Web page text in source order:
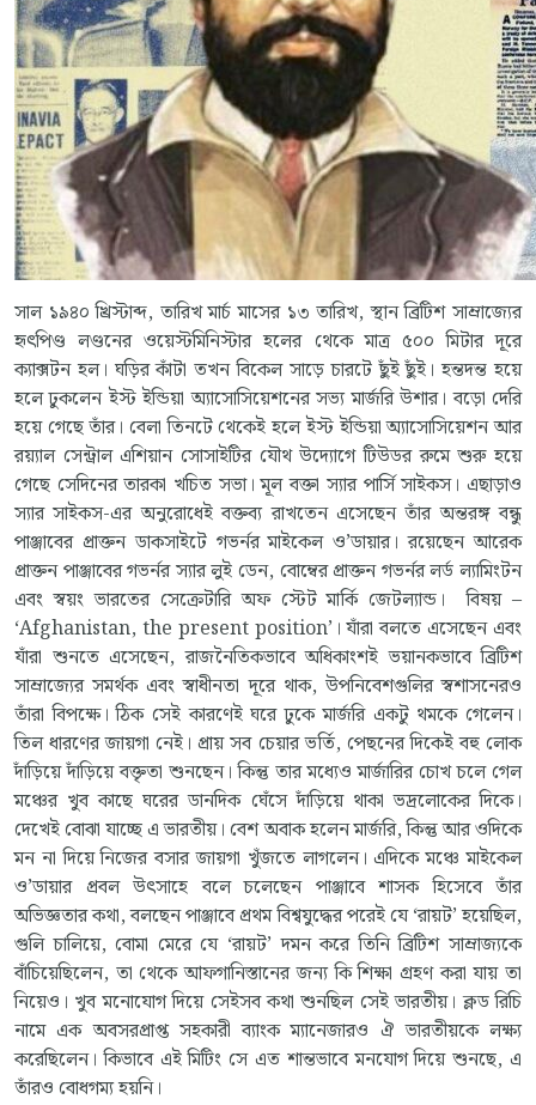
সাল ১৯৪০ খ্রিস্টাব্দ, তারিখ মার্চ মাসের ১৩ তারিখ, স্থান ব্রিটিশ সাম্রাজ্যের
হৃৎপিণ্ড লণ্ডনের ওয়েস্টমিনিস্টার হলের থেকে মাত্র ৫০০ মিটার দূরে
ক্যাক্সটন হল। ঘড়ির কাঁটা তখন বিকেল সাড়ে চারটে ছুঁই ছুঁই। হন্তদন্ত হয়ে
হলে ঢুকলেন ইস্ট ইন্ডিয়া অ্যাসোসিয়েশনের সভ্য মার্জরি উশার। বড়ো দেরি
হয়ে গেছে তাঁর। বেলা তিনটে থেকেই হলে ইস্ট ইন্ডিয়া অ্যাসোসিয়েশন আর
রয়্যাল সেন্ট্রাল এশিয়ান সোসাইটির যৌথ উদ্যোগে টিউডর রুমে শুরু হয়ে
গেছে সেদিনের তারকা খচিত সভা। মূল বক্তা স্যার পার্সি সাইকস। এছাড়াও
স্যার সাইকস-এর অনুরোধেই বক্তব্য রাখতেন এসেছেন তাঁর অন্তরঙ্গ বন্ধু
পাঞ্জাবের প্রাক্তন ডাকসাইটে গভর্নর মাইকেল ও’ডায়ার। রয়েছেন আরেক
প্রাক্তন পাঞ্জাবের গভর্নর স্যার লুই ডেন, বোম্বের প্রাক্তন গভর্নর লর্ড ল্যামিংটন
এবং স্বয়ং ভারতের সেক্রেটারি অফ স্টেট মার্কি জেটল্যান্ড। বিষয় –
‘Afghanistan, the present position’। যাঁরা বলতে এসেছেন এবং
যাঁরা শুনতে এসেছেন, রাজনৈতিকভাবে অধিকাংশই ভয়ানকভাবে ব্রিটিশ
সাম্রাজ্যের সমর্থক এবং স্বাধীনতা দূরে থাক, উপনিবেশগুলির স্বশাসনেরও
তাঁরা বিপক্ষে। ঠিক সেই কারণেই ঘরে ঢুকে মার্জরি একটু থমকে গেলেন।
তিল ধারণের জায়গা নেই। প্রায় সব চেয়ার ভর্তি, পেছনের দিকেই বহু লোক
দাঁড়িয়ে দাঁড়িয়ে বক্তৃতা শুনছেন। কিন্তু তার মধ্যেও মার্জারির চোখ চলে গেল
মঞ্চের খুব কাছে ঘরের ডানদিক ঘেঁসে দাঁড়িয়ে থাকা ভদ্রলোকের দিকে।
দেখেই বোঝা যাচ্ছে এ ভারতীয়। বেশ অবাক হলেন মার্জরি, কিন্তু আর ওদিকে
মন না দিয়ে নিজের বসার জায়গা খুঁজতে লাগলেন। এদিকে মঞ্চে মাইকেল
ও’ডায়ার প্রবল উৎসাহে বলে চলেছেন পাঞ্জাবে শাসক হিসেবে তাঁর
অভিজ্ঞতার কথা, বলছেন পাঞ্জাবে প্রথম বিশ্বযুদ্ধের পরেই যে ‘রায়ট’ হয়েছিল,
গুলি চালিয়ে, বোমা মেরে যে ‘রায়ট’ দমন করে তিনি ব্রিটিশ সাম্রাজ্যকে
বাঁচিয়েছিলেন, তা থেকে আফগানিস্তানের জন্য কি শিক্ষা গ্রহণ করা যায় তা
নিয়েও। খুব মনোযোগ দিয়ে সেইসব কথা শুনছিল সেই ভারতীয়। ক্লড রিচি
নামে এক অবসরপ্রাপ্ত সহকারী ব্যাংক ম্যানেজারও ঐ ভারতীয়কে লক্ষ্য
করেছিলেন। কিভাবে এই মিটিং সে এত শান্তভাবে মনযোগ দিয়ে শুনছে, এ
তাঁরও বোধগম্য হয়নি।